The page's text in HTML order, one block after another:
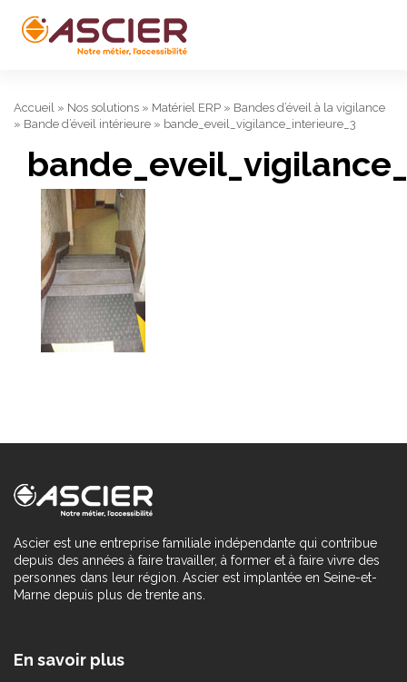
Accueil » Nos solutions » Matériel ERP » Bandes d’éveil à la vigilance
» Bande d’éveil intérieure » bande_eveil_vigilance_interieure_3
Ascier est une entreprise familiale indépendante qui contribue
depuis des années à faire travailler, à former et à faire vivre des
personnes dans leur région. Ascier est implantée en Seine-et-
Marne depuis plus de trente ans.
En savoir plus